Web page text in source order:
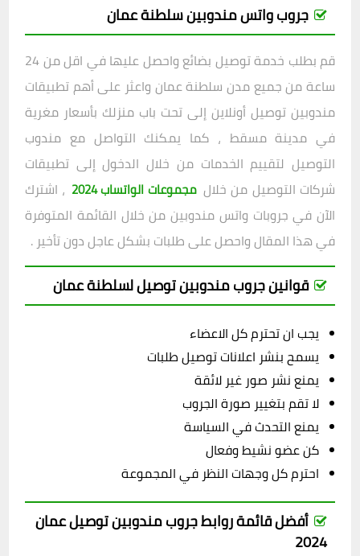
جروب واتس مندوبين سلطنة عمان
قم بطلب خدمة توصيل بضائع واحصل عليها في اقل من 24
ساعة من جميع مدن سلطنة عمان واعثر على أهم تطبيقات
مندوبين توصيل أونلاين إلى تحت باب منزلك بأسعار مغرية
في مدينة مسقط ، كما يمكنك التواصل مع مندوب
التوصيل لتقييم الخدمات من خلال الدخول إلى تطبيقات
شركات التوصيل من خلال مجموعات الواتساب 2024
، اشترك
الآن في جروبات واتس مندوبين من خلال القائمة المتوفرة
في هذا المقال واحصل على طلبات بشكل عاجل دون تأخير .
قوانين جروب مندوبين توصيل لسلطنة عمان
يجب ان تحترم كل الاعضاء
يسمح بنشر اعلانات توصيل طلبات
يمنع نشر صور غير لائقة
لا تقم بتغيير صورة الجروب
يمنع التحدث في السياسة
كن عضو نشيط وفعال
احترم كل وجهات النظر في المجموعة
أفضل قائمة روابط جروب مندوبين توصيل عمان
2024